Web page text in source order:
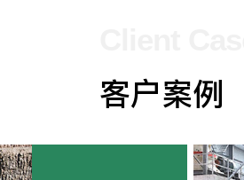
客户案例